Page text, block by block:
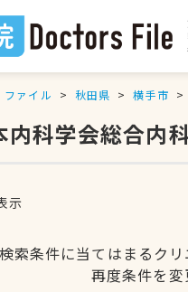
ファイル 秋田県 横手市
内科学会総合内
示
検索条件に当てはまるク
再度条件を変